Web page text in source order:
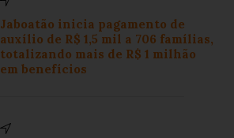
Jaboatão inicia pagamento de
auxílio de R$ 1,5 mil a 706 famílias,
totalizando mais de R$ 1 milhão
em benefícios